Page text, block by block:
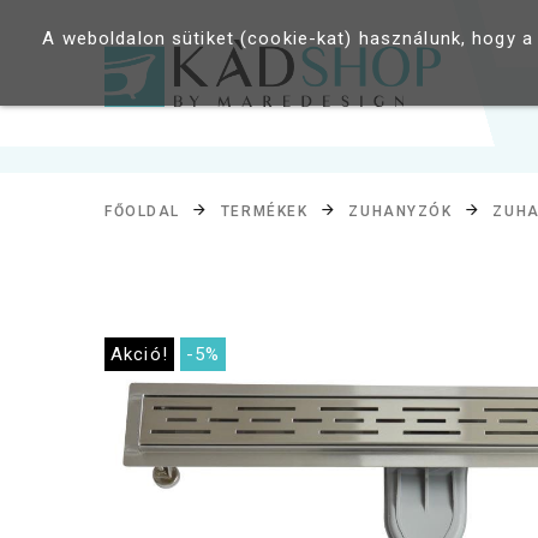
FŐOLDAL TERMÉKEK ZUHANYZÓK
Akció! -5%
A weboldalon sütiket (cookie-kat) használunk, hogy